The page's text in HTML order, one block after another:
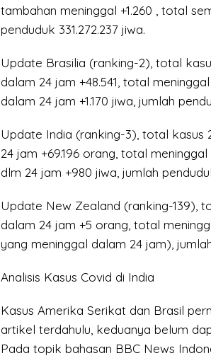
tambahan meninggal +1.260 , total
penduduk 331.272.237 jiwa.
Update Brasilia (ranking-2), total
dalam 24 jam +48.541, total meninggal
dalam 24 jam +1.170 jiwa, jumlah
Update India (ranking-3), total kasus
24 jam +69.196 orang, total
dlm 24 jam +980 jiwa, jumlah penduduk
Update New Zealand (ranking-139),
dalam 24 jam +5 orang, total
yang meninggal dalam 24 jam),
Analisis Kasus Covid di India
Kasus Amerika Serikat dan Brasil
artikel terdahulu, keduanya belum
Pada topik bahasan BBC News